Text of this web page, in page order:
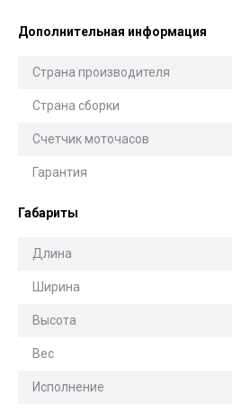
Дополнительная информация
Страна производителя
Страна сборки
Счетчик моточасов
Гарантия
Габариты
Длина
Ширина
Высота
Вес
Исполнение